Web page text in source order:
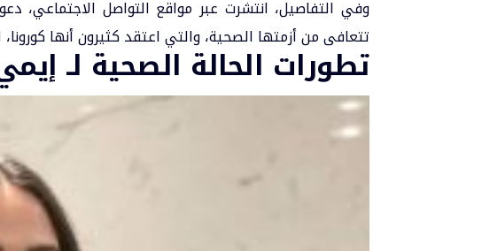
وفي التفاصيل، انتشرت عبر مواقع التواصل الاجتماعي،
تتعافى من أزمتها الصحية، والتي اعتقد كثيرون أنها
تطورات الحالة الصحية لـ